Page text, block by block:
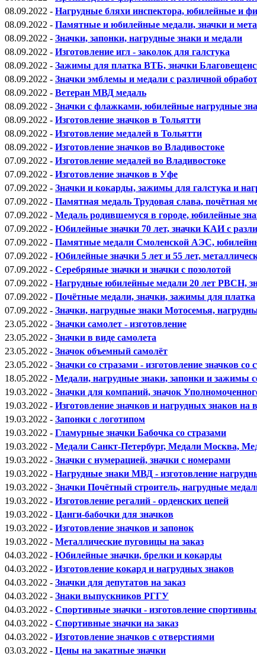
08.09.2022 - Нагрудные бляхи инспектора, юбилейные и
08.09.2022 - Памятные и юбилейные медали, значки и
08.09.2022 - Значки, запонки, нагрудные знаки и медали
08.09.2022 - Изготовление игл - заколок для галстука
08.09.2022 - Зажимы для платка ВТБ, значки
08.09.2022 - Значки эмблемы и медали с различной
08.09.2022 - Ветеран МВД медаль
08.09.2022 - Значки с флажками, юбилейные нагрудные
08.09.2022 - Изготовление значков в Тольятти
08.09.2022 - Изготовление медалей в Тольятти
08.09.2022 - Изготовление значков во Владивостоке
07.09.2022 - Изготовление медалей во Владивостоке
07.09.2022 - Изготовление значков в Уфе
07.09.2022 - Значки и кокарды, зажимы для галстука и
07.09.2022 - Памятная медаль Трудовая слава, почётная
07.09.2022 - Медаль родившемуся в городе, юбилейные
07.09.2022 - Юбилейные значки 70 лет, значки КАИ с
07.09.2022 - Памятные медали Смоленской АЭС,
07.09.2022 - Юбилейные значки 5 лет и 55 лет,
07.09.2022 - Серебряные значки и значки с позолотой
07.09.2022 - Нагрудные юбилейные медали 20 лет
07.09.2022 - Почётные медали, значки, зажимы для платка
07.09.2022 - Значки, нагрудные знаки Мотосемья,
23.05.2022 - Значки самолет - изготовление
23.05.2022 - Значки в виде самолета
23.05.2022 - Значок объемный самолёт
23.05.2022 - Значки со стразами - изготовление значков со
18.05.2022 - Медали, нагрудные знаки, запонки и зажимы
19.03.2022 - Значки для компаний, значок
19.03.2022 - Изготовление значков и нагрудных знаков на
19.03.2022 - Запонки с логотипом
19.03.2022 - Гламурные значки Бабочка со стразами
19.03.2022 - Медали Санкт-Петербург, Медали Москва,
19.03.2022 - Значки с нумерацией, значки с номерами
19.03.2022 - Нагрудные знаки МВД - изготовление
19.03.2022 - Значки Почётный строитель, нагрудные
19.03.2022 - Изготовление регалий - орденских цепей
19.03.2022 - Цанги-бабочки для значков
19.03.2022 - Изготовление значков и запонок
19.03.2022 - Металлические пуговицы на заказ
04.03.2022 - Юбилейные значки, брелки и кокарды
04.03.2022 - Изготовление кокард и нагрудных знаков
04.03.2022 - Значки для депутатов на заказ
04.03.2022 - Знаки выпускников РГГУ
04.03.2022 - Спортивные значки - изготовление
04.03.2022 - Спортивные значки на заказ
04.03.2022 - Изготовление значков с отверстиями
03.03.2022 - Цены на закатные значки